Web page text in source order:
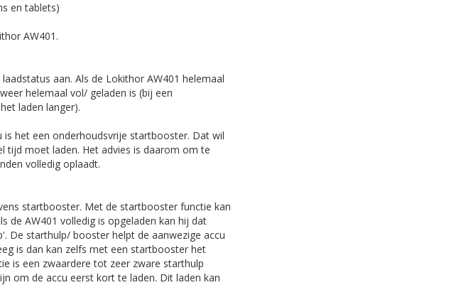
en tablets)
AW401.
aan. Als de Lokithor AW401 helemaal
helemaal vol/ geladen is (bij een
laden langer).
het een onderhoudsvrije startbooster. Dat wil
tijd moet laden. Het advies is daarom om te
volledig oplaadt.
startbooster. Met de startbooster functie kan
de AW401 volledig is opgeladen kan hij dat
De starthulp/ booster helpt de aanwezige accu
is dan kan zelfs met een startbooster het
is een zwaardere tot zeer zware starthulp
om de accu eerst kort te laden. Dit laden kan